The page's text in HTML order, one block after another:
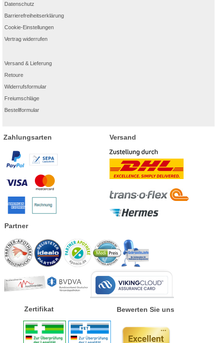
Datenschutz
Barrierefreiheitserklärung
Cookie-Einstellungen
Vertrag widerrufen
Versand & Lieferung
Retoure
Widerrufsformular
Freiumschläge
Bestellformular
Zahlungsarten Versand
Partner
Zertifikat Bewerten Sie uns